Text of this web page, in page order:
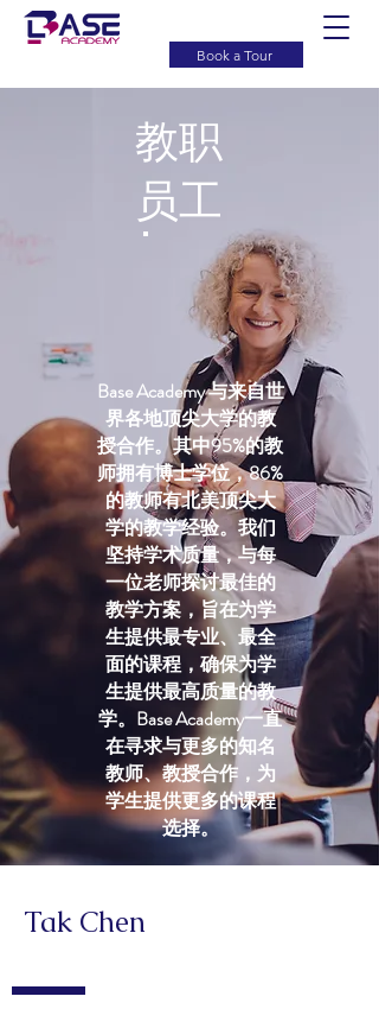
Book a Tour
教职
员工
Base Academy 与来自世
界各地顶尖大学的教
授合作。其中95%的教
师拥有博士学位，86%
的教师有北美顶尖大
学的教学经验。我们
坚持学术质量，与每
一位老师探讨最佳的
教学方案，旨在为学
生提供最专业、最全
面的课程，确保为学
生提供最高质量的教
学。Base Academy一直
在寻求与更多的知名
教师、教授合作，为
学生提供更多的课程
选择。
Tak Chen